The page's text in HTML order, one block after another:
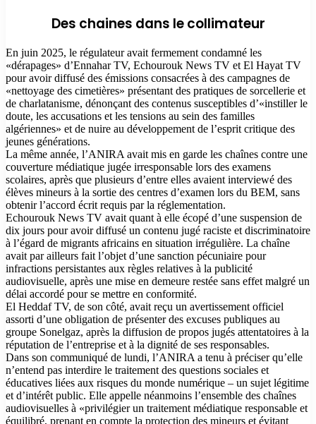
Des chaines dans le collimateur
En juin 2025, le régulateur avait fermement condamné les
«dérapages» d’Ennahar TV, Echourouk News TV et El Hayat TV
pour avoir diffusé des émissions consacrées à des campagnes de
«nettoyage des cimetières» présentant des pratiques de sorcellerie et
de charlatanisme, dénonçant des contenus susceptibles d’«instiller le
doute, les accusations et les tensions au sein des familles
algériennes» et de nuire au développement de l’esprit critique des
jeunes générations.
La même année, l’ANIRA avait mis en garde les chaînes contre une
couverture médiatique jugée irresponsable lors des examens
scolaires, après que plusieurs d’entre elles avaient interviewé des
élèves mineurs à la sortie des centres d’examen lors du BEM, sans
obtenir l’accord écrit requis par la réglementation.
Echourouk News TV avait quant à elle écopé d’une suspension de
dix jours pour avoir diffusé un contenu jugé raciste et discriminatoire
à l’égard de migrants africains en situation irrégulière. La chaîne
avait par ailleurs fait l’objet d’une sanction pécuniaire pour
infractions persistantes aux règles relatives à la publicité
audiovisuelle, après une mise en demeure restée sans effet malgré un
délai accordé pour se mettre en conformité.
El Heddaf TV, de son côté, avait reçu un avertissement officiel
assorti d’une obligation de présenter des excuses publiques au
groupe Sonelgaz, après la diffusion de propos jugés attentatoires à la
réputation de l’entreprise et à la dignité de ses responsables.
Dans son communiqué de lundi, l’ANIRA a tenu à préciser qu’elle
n’entend pas interdire le traitement des questions sociales et
éducatives liées aux risques du monde numérique – un sujet légitime
et d’intérêt public. Elle appelle néanmoins l’ensemble des chaînes
audiovisuelles à «privilégier un traitement médiatique responsable et
équilibré, prenant en compte la protection des mineurs et évitant